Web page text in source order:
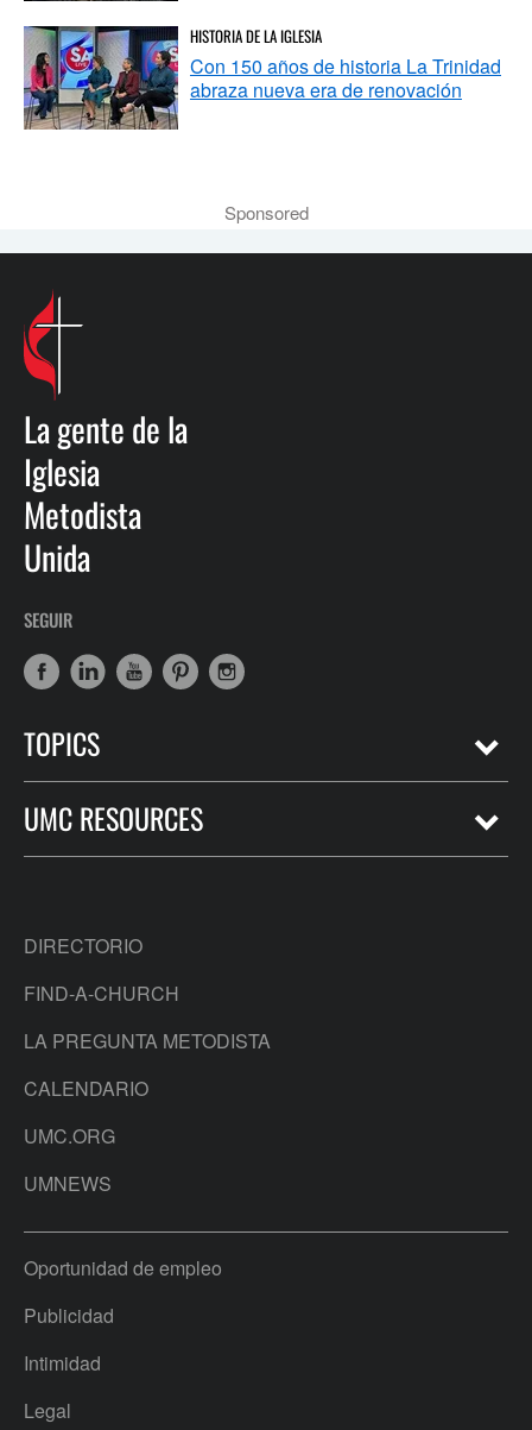
HISTORIA DE LA IGLESIA
Con 150 años de historia La Trinidad
abraza nueva era de renovación
Sponsored
La gente de la
Iglesia
Metodista
Unida
SEGUIR
TOPICS
UMC RESOURCES
DIRECTORIO
FIND-A-CHURCH
LA PREGUNTA METODISTA
CALENDARIO
UMC.ORG
UMNEWS
Oportunidad de empleo
Publicidad
Intimidad
Legal